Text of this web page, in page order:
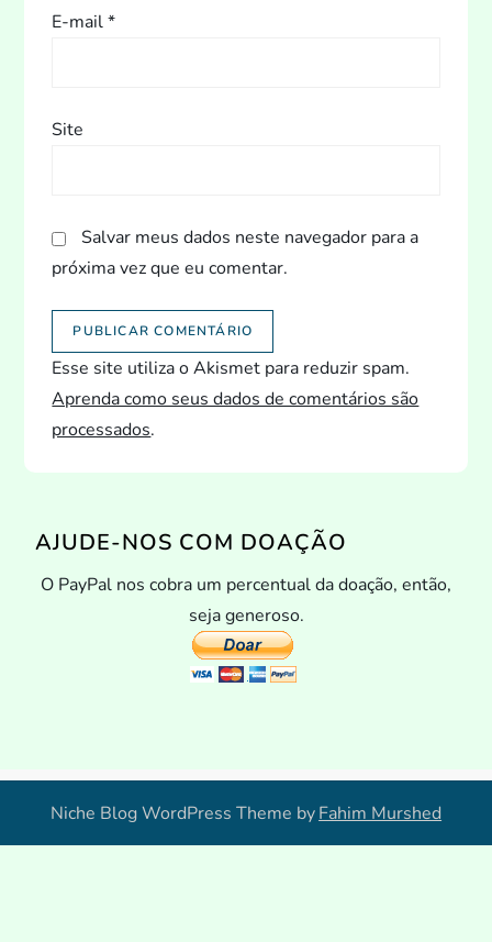
E-mail*
Site
Salvar meus dados neste navegador para a
próxima vez que eu comentar.
Esse site utiliza o Akismet para reduzir spam.
Aprenda como seus dados de comentários são
processados.
AJUDE-NOS COM DOAÇÃO
O PayPal nos cobra um percentual da doação, então,
seja generoso.
Niche Blog WordPress Theme byFahim Murshed